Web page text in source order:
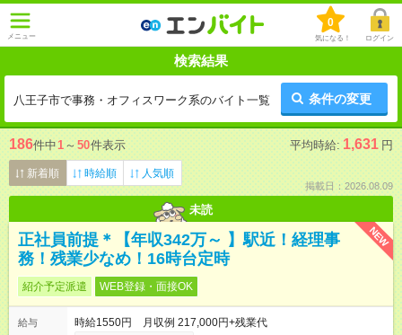
メニュー
0
気になる！ ログイン
検索結果
八王子市で事務・オフィスワーク系のバイト一覧 条件の変更
186件中1 ～ 50件表示 平均時給: 1,631 円
新着順 時給順 人気順
掲載日：2026.08.09
未読
NEW
正社員前提＊【年収342万～ 】駅近！経理事
務！残業少なめ！16時台定時
紹介予定派遣 WEB登録・面接OK
給与
時給1550円 月収例 217,000円+残業代